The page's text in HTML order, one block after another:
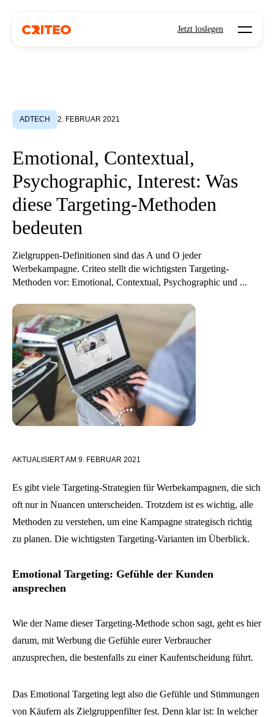
Jetzt loslegen Open
ADTECH 2. FEBRUAR 2021
Emotional, Contextual,
Psychographic, Interest: Was
diese Targeting-Methoden
bedeuten
Zielgruppen-Definitionen sind das A und O jeder
Werbekampagne. Criteo stellt die wichtigsten Targeting-
Methoden vor: Emotional, Contextual, Psychographic und ...
AKTUALISIERT AM 9. FEBRUAR 2021
Es gibt viele Targeting-Strategien für Werbekampagnen, die sich
oft nur in Nuancen unterscheiden. Trotzdem ist es wichtig, alle
Methoden zu verstehen, um eine Kampagne strategisch richtig
zu planen. Die wichtigsten Targeting-Varianten im Überblick.
Emotional Targeting: Gefühle der Kunden
ansprechen
Wie der Name dieser Targeting-Methode schon sagt, geht es hier
darum, mit Werbung die Gefühle eurer Verbraucher
anzusprechen, die bestenfalls zu einer Kaufentscheidung führt.
Das Emotional Targeting legt also die Gefühle und Stimmungen
von Käufern als Zielgruppenfilter fest. Denn klar ist: In welcher